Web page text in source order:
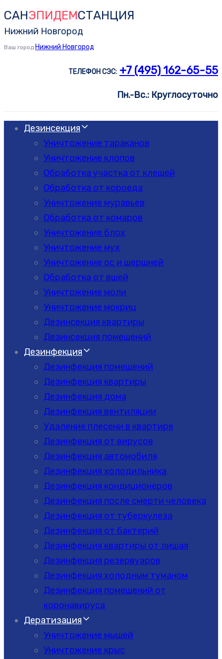
Skip
links
Skip
to
primary
САНЭПИДЕМСТАНЦИЯ
Нижний Новгород
Ваш город Нижний Новгород
ТЕЛЕФОН СЭС: +7 (495) 162-65-55
Пн.-Вс.: Круглосуточно
Дезинсекция
Уничтожение тараканов
Уничтожение клопов
Обработка участка от клещей
Обработка от короеда
Уничтожение муравьев
Обработка от комаров
Уничтожение блох
Уничтожение мух
Уничтожение ос и шершней
Обработка от вшей
Уничтожение моли
Уничтожение мокриц
Дезинсекция квартиры
Дезинсекция помещений
Дезинфекция
Дезинфекция помещений
Дезинфекция квартиры
Дезинфекция дома
Дезинфекция вентиляции
Удаление плесени в квартире
Дезинфекция от вирусов
Дезинфекция автомобиля
Дезинфекция холодильника
Дезинфекция кондиционеров
Дезинфекция после смерти человека
Дезинфекция от туберкулеза
Дезинфекция от бактерий
Дезинфекция квартиры от лишая
Дезинфекция резервуаров
Дезинфекция холодным туманом
Дезинфекция помещений от
коронавируса
Дератизация
Уничтожение мышей
Уничтожение крыс